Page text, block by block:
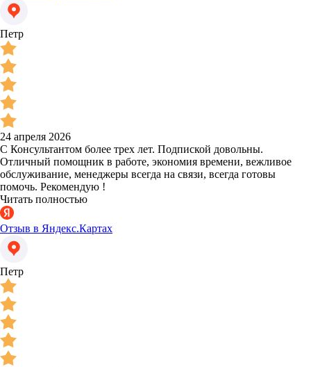
Петр
24 апреля 2026
С Консультантом более трех лет. Подпиской довольны.
Отличный помощник в работе, экономия времени, вежливое
обслуживание, менеджеры всегда на связи, всегда готовы
помочь. Рекомендую !
Читать полностью
Отзыв в Яндекс.Картах
Петр